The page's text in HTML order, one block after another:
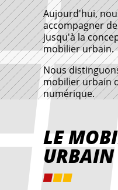
Aujourd'hui,
accompagner
jusqu'à la
mobilier urbain.
Nous
mobilier urbain
numérique.
LE
URBAIN